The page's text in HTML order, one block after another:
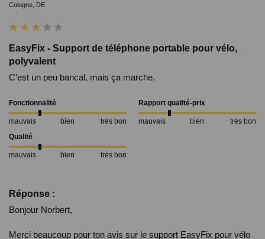
Cologne, DE
EasyFix - Support de téléphone portable pour vélo,
polyvalent
C'est un peu bancal, mais ça marche.
Fonctionnalité
mauvais bien très bon
Rapport qualité-prix
mauvais bien
très bon
Qualité
mauvais bien très bon
Réponse :
Bonjour Norbert,
Merci beaucoup pour ton avis sur le support EasyFix pour vélo